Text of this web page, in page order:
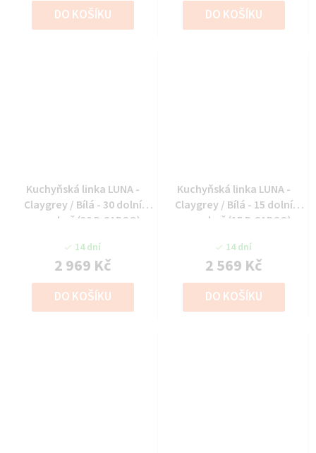
DO KOŠÍKU DO KOŠÍKU
Kuchyňská linka LUNA -
Claygrey / Bílá - 30 dolní
cargo koš (30 D CARGO)
14 dní
2 969 Kč
DO KOŠÍKU
Kuchyňská linka LUNA -
Claygrey / Bílá - 15 dolní
cargo koš (15 D CARGO)
14 dní
2 569 Kč
DO KOŠÍKU